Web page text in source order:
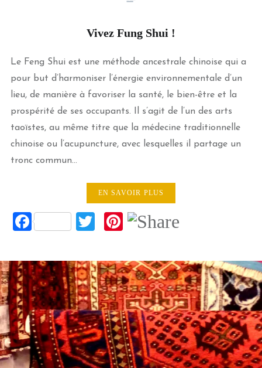
Vivez Fung Shui !
Le Feng Shui est une méthode ancestrale chinoise qui a
pour but d’harmoniser l’énergie environnementale d’un
lieu, de manière à favoriser la santé, le bien-être et la
prospérité de ses occupants. Il s’agit de l’un des arts
taoïstes, au même titre que la médecine traditionnelle
chinoise ou l’acupuncture, avec lesquelles il partage un
tronc commun…
EN SAVOIR PLUS
Facebook TwitterPinterest